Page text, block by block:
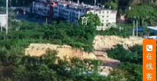
育
在
线
客